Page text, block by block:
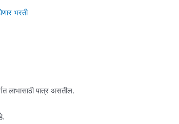
भरती
लाभासाठी पात्र असतील.